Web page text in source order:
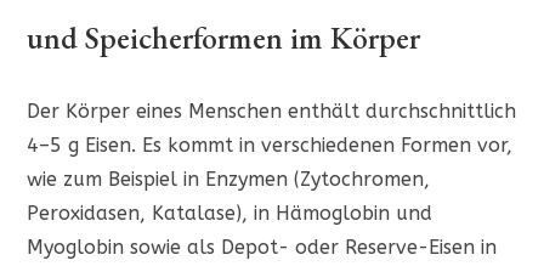
und Speicherformen im Körper
Der Körper eines Menschen enthält durchschnittlich
4–5 g Eisen. Es kommt in verschiedenen Formen vor,
wie zum Beispiel in Enzymen (Zytochromen,
Peroxidasen, Katalase), in Hämoglobin und
Myoglobin sowie als Depot- oder Reserve-Eisen in